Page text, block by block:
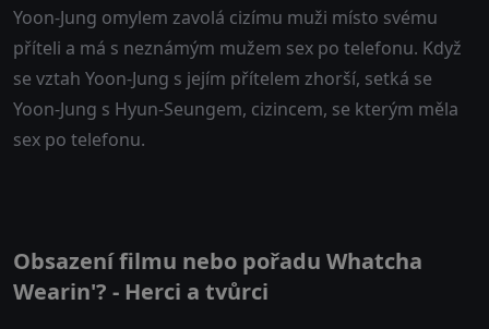
Yoon-Jung omylem zavolá cizímu muži místo svému
příteli a má s neznámým mužem sex po telefonu. Když
se vztah Yoon-Jung s jejím přítelem zhorší, setká se
Yoon-Jung s Hyun-Seungem, cizincem, se kterým měla
sex po telefonu.
Obsazení filmu nebo pořadu Whatcha
Wearin'? - Herci a tvůrci